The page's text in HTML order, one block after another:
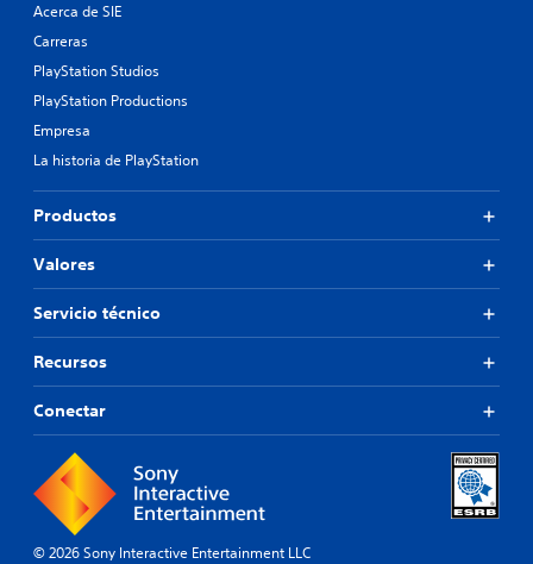
Acerca de SIE
Carreras
PlayStation Studios
PlayStation Productions
Empresa
La historia de PlayStation
Productos
Valores
Servicio técnico
Recursos
Conectar
© 2026 Sony Interactive Entertainment LLC